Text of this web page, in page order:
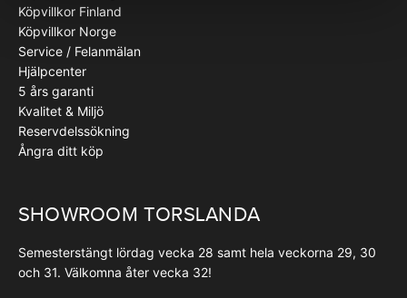
Köpvillkor Finland
Köpvillkor Norge
Service / Felanmälan
Hjälpcenter
5 års garanti
Kvalitet & Miljö
Reservdelssökning
Ångra ditt köp
SHOWROOM TORSLANDA
Semesterstängt lördag vecka 28 samt hela veckorna 29, 30
och 31. Välkomna åter vecka 32!